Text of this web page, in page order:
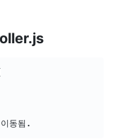
동됨.